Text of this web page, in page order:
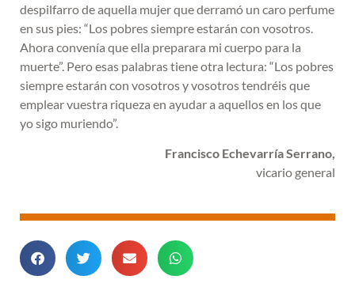
despilfarro de aquella mujer que derramó un caro perfume
en sus pies: “Los pobres siempre estarán con vosotros.
Ahora convenía que ella preparara mi cuerpo para la
muerte”. Pero esas palabras tiene otra lectura: “Los pobres
siempre estarán con vosotros y vosotros tendréis que
emplear vuestra riqueza en ayudar a aquellos en los que
yo sigo muriendo”.
Francisco Echevarría Serrano,
vicario general